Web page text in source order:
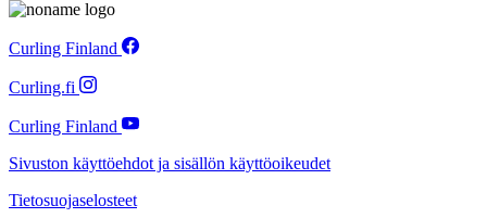
Curling Finland
Curling.fi
Curling Finland
Sivuston käyttöehdot ja sisällön käyttöoikeudet
Tietosuojaselosteet